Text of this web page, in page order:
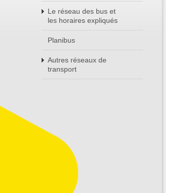
Le réseau des bus et
les horaires expliqués
Planibus
Autres réseaux de
transport